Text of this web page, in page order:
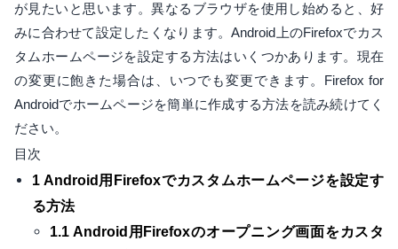
i
o
n
が見たいと思います。異なるブラウザを使用し始めると、好
みに合わせて設定したくなります。Android上のFirefoxでカス
タムホームページを設定する方法はいくつかあります。現在
の変更に飽きた場合は、いつでも変更できます。Firefox for
Androidでホームページを簡単に作成する方法を読み続けてく
ださい。
目次
1 Android用Firefoxでカスタムホームページを設定す
る方法
1.1 Android用Firefoxのオープニング画面をカスタ